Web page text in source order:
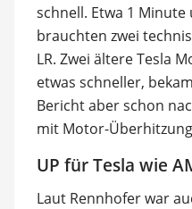
schnell. Etwa 1 Minute
brauchten zwei
LR. Zwei ältere Tesla
etwas schneller,
Bericht aber schon
mit Motor-
UP für Tesla wie
Laut Rennhofer war